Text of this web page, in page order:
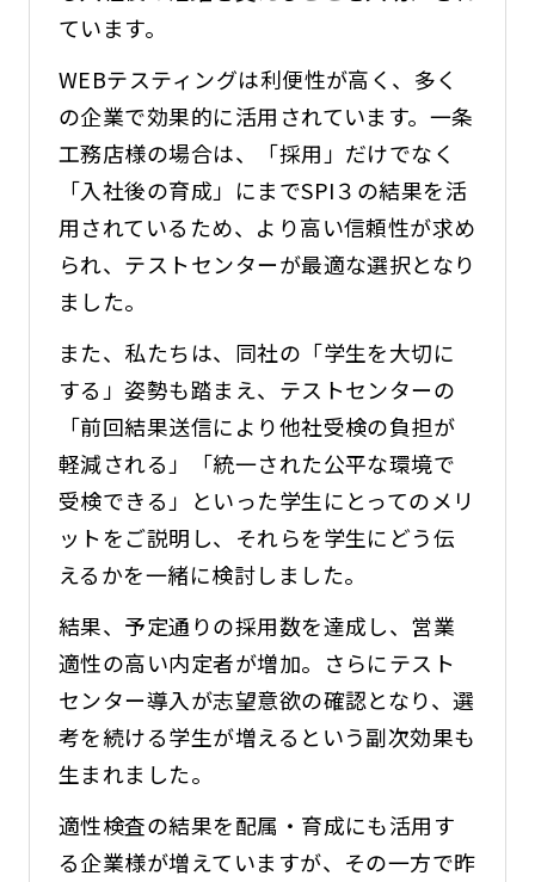
ています。
WEBテスティングは利便性が高く、多く
の企業で効果的に活用されています。一条
工務店様の場合は、「採用」だけでなく
「入社後の育成」にまでSPI３の結果を活
用されているため、より高い信頼性が求め
られ、テストセンターが最適な選択となり
ました。
また、私たちは、同社の「学生を大切に
する」姿勢も踏まえ、テストセンターの
「前回結果送信により他社受検の負担が
軽減される」「統一された公平な環境で
受検できる」といった学生にとってのメリ
ットをご説明し、それらを学生にどう伝
えるかを一緒に検討しました。
結果、予定通りの採用数を達成し、営業
適性の高い内定者が増加。さらにテスト
センター導入が志望意欲の確認となり、選
考を続ける学生が増えるという副次効果も
生まれました。
適性検査の結果を配属・育成にも活用す
る企業様が増えていますが、その一方で昨